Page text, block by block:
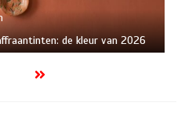
de kleur van 2026